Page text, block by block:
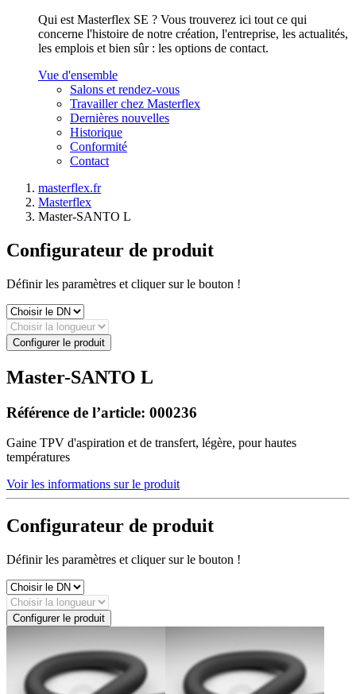
Qui est Masterflex SE ? Vous trouverez ici tout ce qui
concerne l'histoire de notre création, l'entreprise, les actualités,
les emplois et bien sûr : les options de contact.
Vue d'ensemble
Salons et rendez-vous
Travailler chez Masterflex
Dernières nouvelles
Historique
Conformité
Contact
masterflex.fr
Masterflex
Master-SANTO L
Configurateur de produit
Définir les paramètres et cliquer sur le bouton !
Configurer le produit
Master-SANTO L
Référence de l’article: 000236
Gaine TPV d'aspiration et de transfert, légère, pour hautes
températures
Voir les informations sur le produit
Configurateur de produit
Définir les paramètres et cliquer sur le bouton !
Configurer le produit